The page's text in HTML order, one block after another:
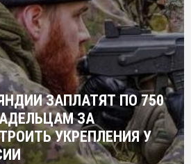
ЗАПЛАТЯТ ПО 750
ЗА
УКРЕПЛЕНИЯ У